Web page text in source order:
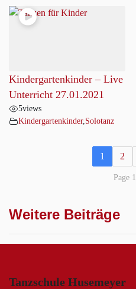
Kindergartenkinder – Live
Unterricht 27.01.2021
5views
Kindergartenkinder,Solotanz
1 2
Page
Weitere Beiträge
Tanzschule Husemeyer